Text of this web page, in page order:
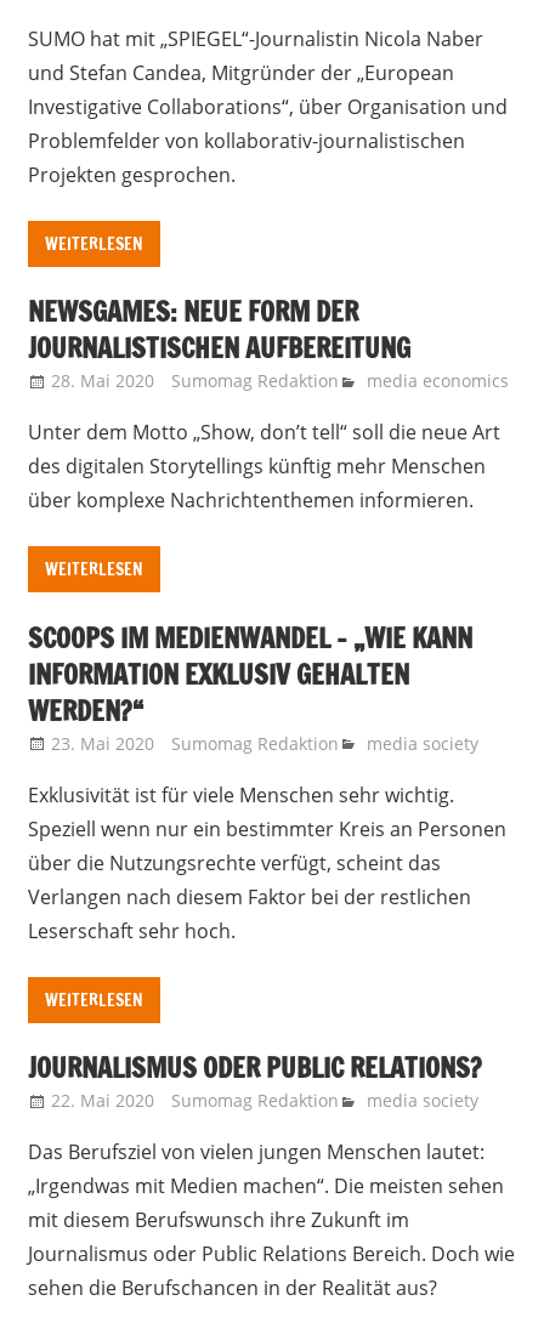
SUMO hat mit „SPIEGEL“-Journalistin Nicola Naber
und Stefan Candea, Mitgründer der „European
Investigative Collaborations“, über Organisation und
Problemfelder von kollaborativ-journalistischen
Projekten gesprochen.
WEITERLESEN
NEWSGAMES: NEUE FORM DER
JOURNALISTISCHEN AUFBEREITUNG
28. Mai 2020 Sumomag Redaktion media economics
Unter dem Motto „Show, don’t tell“ soll die neue Art
des digitalen Storytellings künftig mehr Menschen
über komplexe Nachrichtenthemen informieren.
WEITERLESEN
SCOOPS IM MEDIENWANDEL – „WIE KANN
INFORMATION EXKLUSIV GEHALTEN
WERDEN?“
23. Mai 2020 Sumomag Redaktion media society
Exklusivität ist für viele Menschen sehr wichtig.
Speziell wenn nur ein bestimmter Kreis an Personen
über die Nutzungsrechte verfügt, scheint das
Verlangen nach diesem Faktor bei der restlichen
Leserschaft sehr hoch.
WEITERLESEN
JOURNALISMUS ODER PUBLIC RELATIONS?
22. Mai 2020 Sumomag Redaktion media society
Das Berufsziel von vielen jungen Menschen lautet:
„Irgendwas mit Medien machen“. Die meisten sehen
mit diesem Berufswunsch ihre Zukunft im
Journalismus oder Public Relations Bereich. Doch wie
sehen die Berufschancen in der Realität aus?